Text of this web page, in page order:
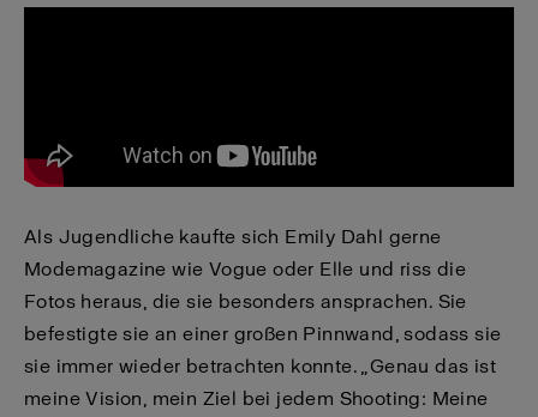
Als Jugendliche kaufte sich Emily Dahl gerne
Modemagazine wie Vogue oder Elle und riss die
Fotos heraus, die sie besonders ansprachen. Sie
befestigte sie an einer großen Pinnwand, sodass sie
sie immer wieder betrachten konnte. „Genau das ist
meine Vision, mein Ziel bei jedem Shooting: Meine